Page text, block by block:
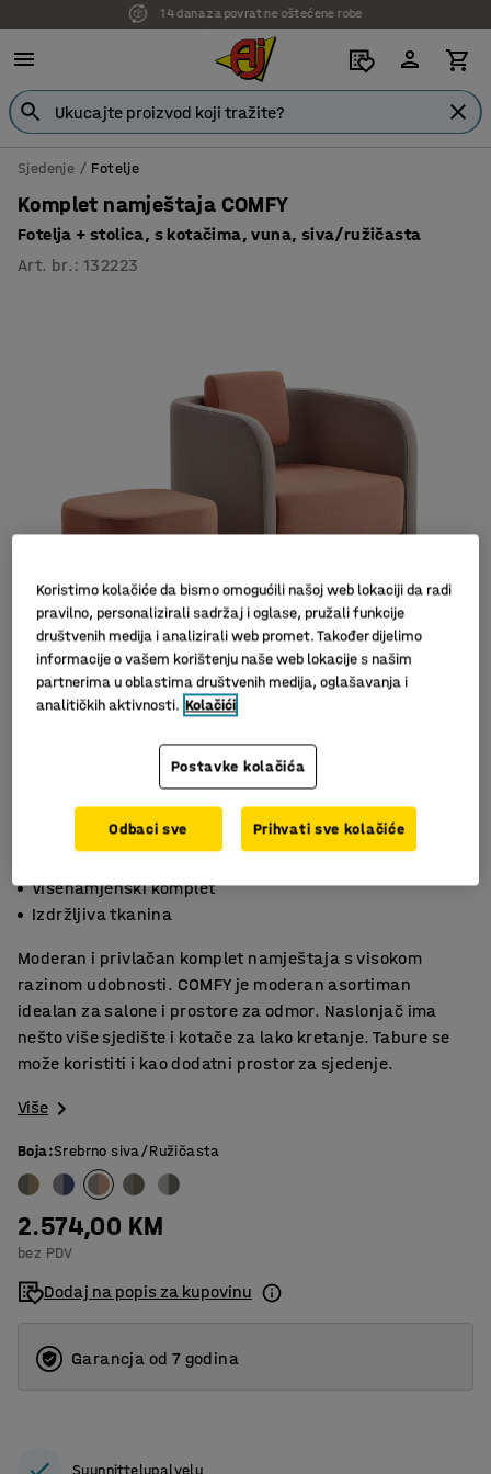
7 godina garancije
Sjedenje Fotelje
Komplet namještaja COMFY
Fotelja + stolica, s kotačima, vuna, siva/ružičasta
Art. br. :132223
Višenamjenski komplet
Izdržljiva tkanina
Moderan i privlačan komplet namještaja s visokom
razinom udobnosti. COMFY je moderan asortiman
idealan za salone i prostore za odmor. Naslonjač ima
nešto više sjedište i kotače za lako kretanje. Tabure se
može koristiti i kao dodatni prostor za sjedenje.
Više
Boja:Srebrno siva/Ružičasta
2.574,00 KM
bez PDV
Dodaj na popis za kupovinu
Garancja od 7 godina
Suunnittelupalvelu
Koristimo kolačiće da bismo omogućili našoj web lokaciji da radi
pravilno, personalizirali sadržaj i oglase, pružali funkcije
društvenih medija i analizirali web promet. Također dijelimo
informacije o vašem korištenju naše web lokacije s našim
partnerima u oblastima društvenih medija, oglašavanja i
analitičkih aktivnosti. Kolačići
Postavke kolačića
Odbaci sve Prihvati sve kolačiće